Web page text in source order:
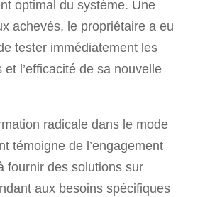
optimal du système. Une
achevés, le propriétaire a eu
tester immédiatement les
et l’efficacité de sa nouvelle
radicale dans le mode
témoigne de l’engagement
fournir des solutions sur
aux besoins spécifiques